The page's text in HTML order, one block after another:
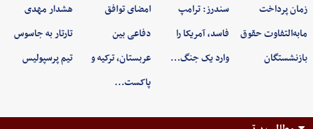
زمان پرداخت
مابه‌التفاوت حقوق
بازنشستگان
سندرز: ترامپ
فاسد، آمریکا را
وارد یک جنگ…
امضای توافق
دفاعی بین
عربستان، ترکیه و
پاکست…
هشدار مهدی
تارتار به جاسوس
تیم پرسپولیس